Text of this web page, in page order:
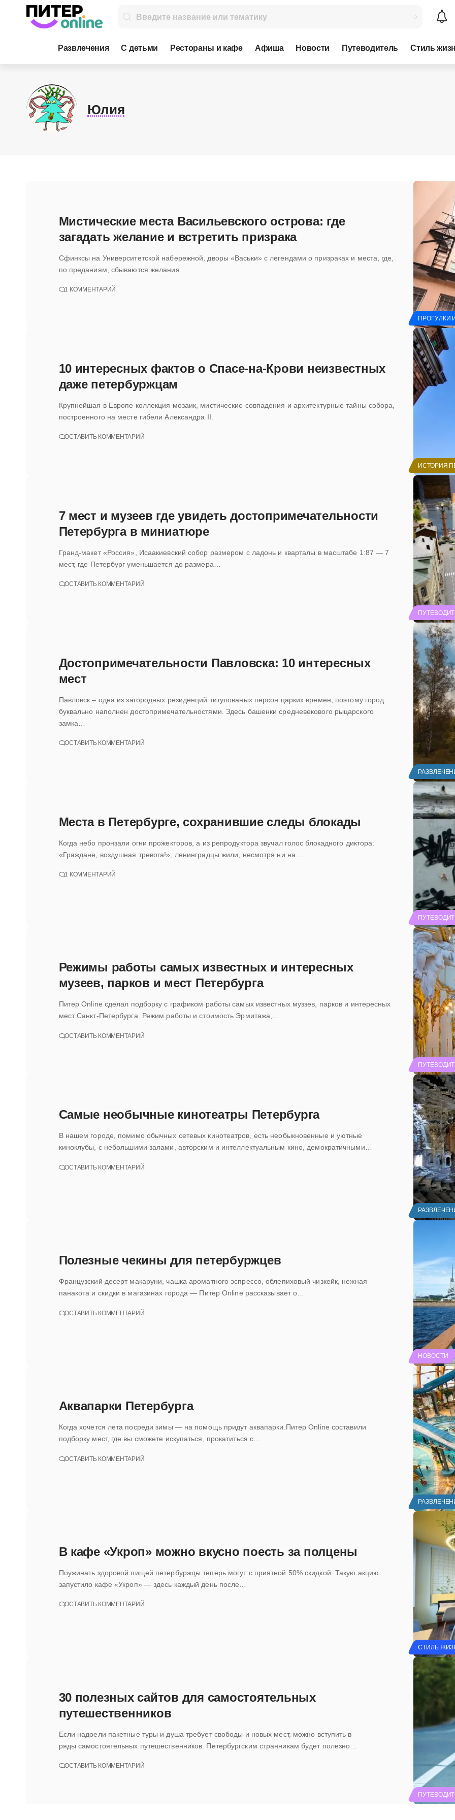
Развлечения С детьми Рестораны и кафе Афиша Новости Путеводитель Стиль
Юлия
ПРОГУЛКИ
Мистические места Васильевского острова: где
загадать желание и встретить призрака
Сфинксы на Университетской набережной, дворы «Васьки» с легендами о призраках и места, где,
по преданиям, сбываются желания.
1 КОММЕНТАРИЙ
ИСТОРИЯ
10 интересных фактов о Спасе-на-Крови неизвестных
даже петербуржцам
Крупнейшая в Европе коллекция мозаик, мистические совпадения и архитектурные тайны собора,
построенного на месте гибели Александра II.
ОСТАВИТЬ КОММЕНТАРИЙ
7 мест и музеев где увидеть достопримечательности
Петербурга в миниатюре
Гранд-макет «Россия», Исаакиевский собор размером с ладонь и кварталы в масштабе 1:87 — 7
мест, где Петербург уменьшается до размера…
ОСТАВИТЬ КОММЕНТАРИЙ
Достопримечательности Павловска: 10 интересных
мест
Павловск – одна из загородных резиденций титулованых персон царких времен, поэтому город
буквально наполнен достопримечательностями. Здесь башенки средневекового рыцарского
замка…
ОСТАВИТЬ КОММЕНТАРИЙ
Места в Петербурге, сохранившие следы блокады
Когда небо пронзали огни прожекторов, а из репродуктора звучал голос блокадного диктора:
«Граждане, воздушная тревога!», ленинградцы жили, несмотря ни на…
1 КОММЕНТАРИЙ
Режимы работы самых известных и интересных
музеев, парков и мест Петербурга
Питер Online сделал подборку с графиком работы самых известных муззев, парков и интересных
мест Санкт-Петербурга. Режим работы и стоимость Эрмитажа,…
ОСТАВИТЬ КОММЕНТАРИЙ
Самые необычные кинотеатры Петербурга
В нашем городе, помимо обычных сетевых кинотеатров, есть необыкновенные и уютные
киноклубы, с небольшими залами, авторским и интеллектуальным кино, демократичными…
ОСТАВИТЬ КОММЕНТАРИЙ
НОВОСТИ
Полезные чекины для петербуржцев
Французский десерт макаруни, чашка ароматного эспрессо, облепиховый чизкейк, нежная
панакота и скидки в магазинах города — Питер Online рассказывает о…
ОСТАВИТЬ КОММЕНТАРИЙ
Аквапарки Петербурга
Когда хочется лета посреди зимы — на помощь придут аквапарки.Питер Online составили
подборку мест, где вы сможете искупаться, прокатиться с…
ОСТАВИТЬ КОММЕНТАРИЙ
СТИЛЬ
В кафе «Укроп» можно вкусно поесть за полцены
Поужинать здоровой пищей петербуржцы теперь могут с приятной 50% скидкой. Такую акцию
запустило кафе «Укроп» — здесь каждый день после…
ОСТАВИТЬ КОММЕНТАРИЙ
30 полезных сайтов для самостоятельных
путешественников
Если надоели пакетные туры и душа требует свободы и новых мест, можно вступить в
ряды самостоятельных путешественников. Петербургским странникам будет полезно…
ОСТАВИТЬ КОММЕНТАРИЙ